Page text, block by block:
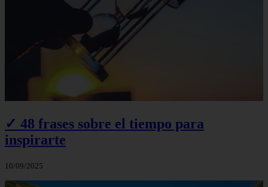
✓ 48 frases sobre el tiempo para
inspirarte
10/09/2025